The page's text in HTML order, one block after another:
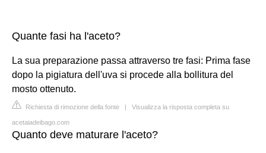
Quante fasi ha l'aceto?
La sua preparazione passa attraverso tre fasi: Prima fase
dopo la pigiatura dell'uva si procede alla bollitura del
mosto ottenuto.
Richiesta di rimozione della fonte | Visualizza la risposta completa su
acetaiadeibago.com
Quanto deve maturare l'aceto?